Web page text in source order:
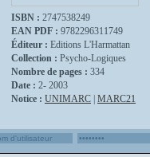
ISBN : 2747538249
EAN PDF : 9782296311749
Éditeur : Editions L'Harmattan
Collection : Psycho-Logiques
Nombre de pages : 334
Date : 2- 2003
Notice : UNIMARC MARC21